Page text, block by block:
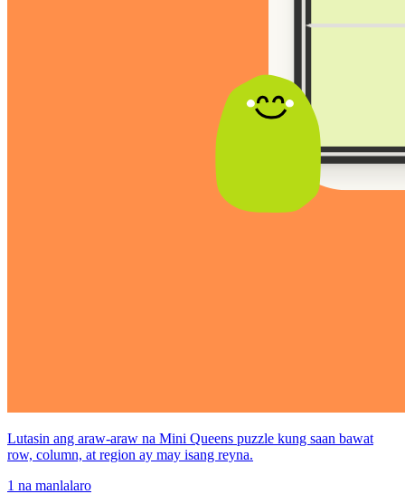
Lutasin ang araw-araw na Mini Queens puzzle kung saan bawat
row, column, at region ay may isang reyna.
1 na manlalaro